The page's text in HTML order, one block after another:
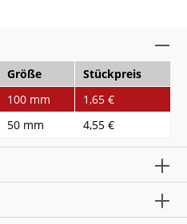
Größe
Stückpreis
100 mm
1,65 €
50 mm 4,55 €